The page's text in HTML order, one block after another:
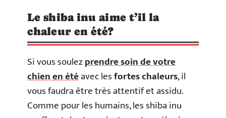
Le shiba inu aime t’il la
chaleur en été?
Si vous soulezprendre soin de votre
chien en étéavec lesfortes chaleurs, il
vous faudra être très attentif et assidu.
Comme pour les humains, les shiba inu